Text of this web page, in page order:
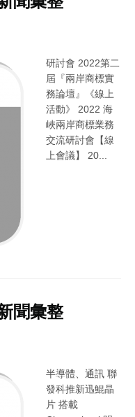
研討會 2022第二
屆『兩岸商標實
務論壇』《線上
活動》 2022 海
峽兩岸商標業務
交流研討會【線
上會議】 20...
聞彙整
半導體、通訊 聯
發科推新迅鯤晶
片 搭載